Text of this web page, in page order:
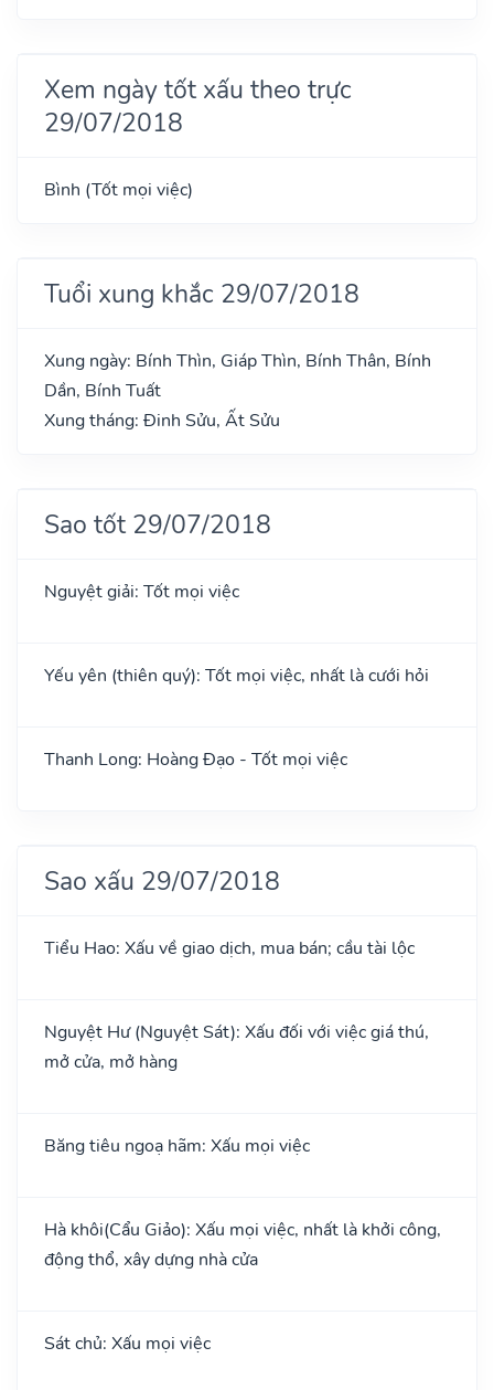
Xem ngày tốt xấu theo trực
29/07/2018
Bình (Tốt mọi việc)
Tuổi xung khắc 29/07/2018
Xung ngày: Bính Thìn, Giáp Thìn, Bính Thân, Bính
Dần, Bính Tuất
Xung tháng: Đinh Sửu, Ất Sửu
Sao tốt 29/07/2018
Nguyệt giải: Tốt mọi việc
Yếu yên (thiên quý): Tốt mọi việc, nhất là cưới hỏi
Thanh Long: Hoàng Đạo - Tốt mọi việc
Sao xấu 29/07/2018
Tiểu Hao: Xấu về giao dịch, mua bán; cầu tài lộc
Nguyệt Hư (Nguyệt Sát): Xấu đối với việc giá thú,
mở cửa, mở hàng
Băng tiêu ngoạ hãm: Xấu mọi việc
Hà khôi(Cẩu Giảo): Xấu mọi việc, nhất là khởi công,
động thổ, xây dựng nhà cửa
Sát chủ: Xấu mọi việc